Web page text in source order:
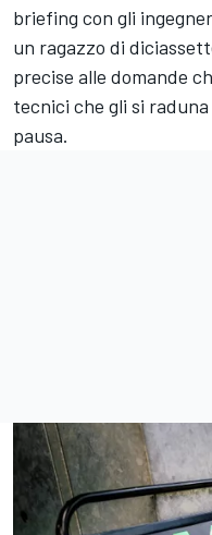
briefing con gli
un ragazzo di
precise alle domande
tecnici che gli si
pausa.